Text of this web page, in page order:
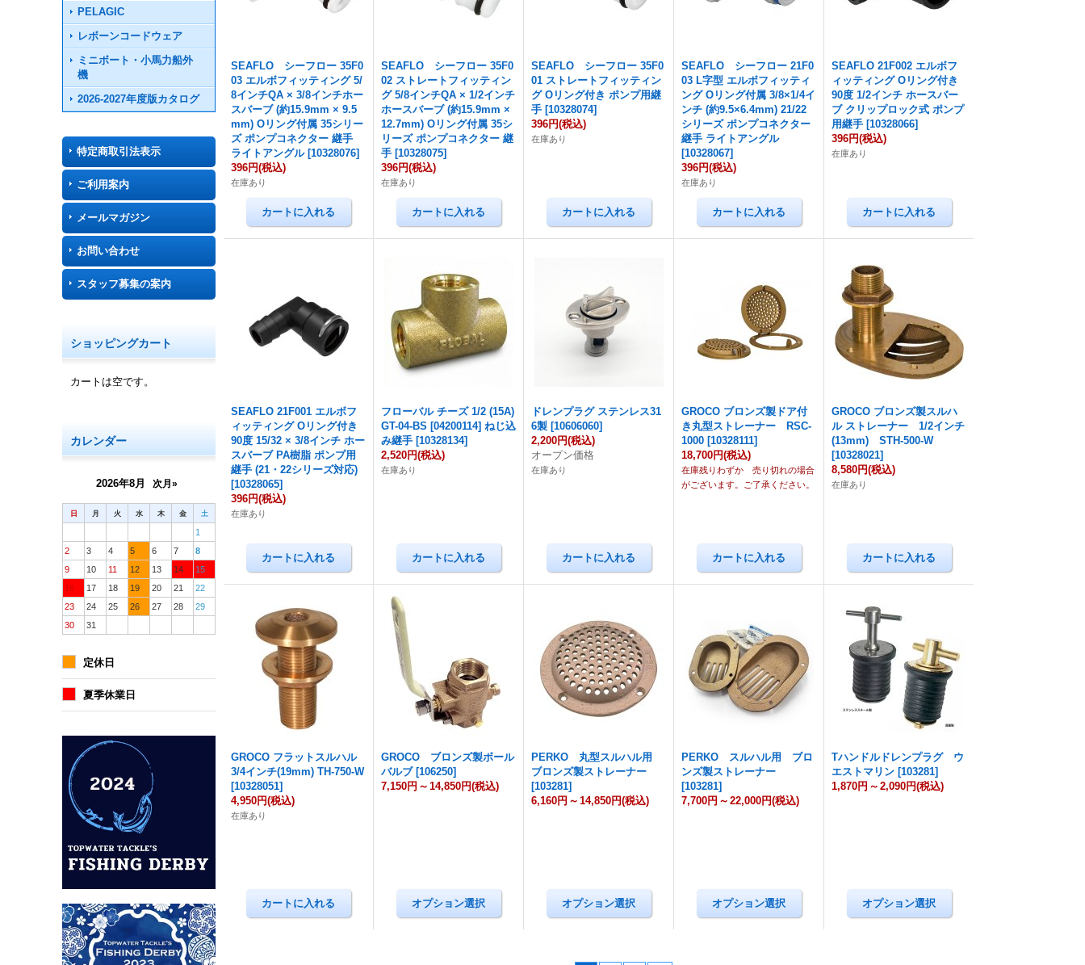
PELAGIC
レボーンコードウェア
ミニボート・小馬力船外
機
2026-2027年度版カタログ
特定商取引法表示
ご利用案内
メールマガジン
お問い合わせ
スタッフ募集の案内
ショッピングカート
カートは空です。
カレンダー
2026年8月 次月»
日 月 火 水 木 金 土
1
2
3 4 5 6 7
8
9
10 11 12 13 14
15
16
17 18 19 20 21
22
23
24 25 26 27 28
29
30
31
定休日
夏季休業日
SEAFLO シーフロー 35F0
03 エルボフィッティング 5/
8インチQA × 3/8インチホー
スバーブ (約15.9mm × 9.5
mm) Oリング付属 35シリー
ズ ポンプコネクター 継手
ライトアングル [10328076]
396円(税込)
在庫あり
SEAFLO シーフロー 35F0
02 ストレートフィッティン
グ 5/8インチQA × 1/2インチ
ホースバーブ (約15.9mm ×
12.7mm) Oリング付属 35シ
リーズ ポンプコネクター 継
手 [10328075]
396円(税込)
在庫あり
SEAFLO シーフロー 35F0
01 ストレートフィッティン
グ Oリング付き ポンプ用継
手 [10328074]
396円(税込)
在庫あり
SEAFLO シーフロー 21F0
03 L字型 エルボフィッティ
ング Oリング付属 3/8×1/4イ
ンチ (約9.5×6.4mm) 21/22
シリーズ ポンプコネクター
継手 ライトアングル
[10328067]
396円(税込)
在庫あり
SEAFLO 21F002 エルボフ
ィッティング Oリング付き
90度 1/2インチ ホースバー
ブ クリップロック式 ポンプ
用継手 [10328066]
396円(税込)
在庫あり
SEAFLO 21F001 エルボフ
ィッティング Oリング付き
90度 15/32 × 3/8インチ ホー
スバーブ PA樹脂 ポンプ用
継手 (21・22シリーズ対応)
[10328065]
396円(税込)
在庫あり
フローバル チーズ 1/2 (15A)
GT-04-BS [04200114] ねじ込
み継手 [10328134]
2,520円(税込)
在庫あり
ドレンプラグ ステンレス31
6製 [10606060]
2,200円(税込)
オープン価格
在庫あり
GROCO ブロンズ製ドア付
き丸型ストレーナー RSC-
1000 [10328111]
18,700円(税込)
在庫残りわずか 売り切れの場合
がございます。ご了承ください。
GROCO ブロンズ製スルハ
ル ストレーナー 1/2インチ
(13mm) STH-500-W
[10328021]
8,580円(税込)
在庫あり
GROCO フラットスルハル
3/4インチ(19mm) TH-750-W
[10328051]
4,950円(税込)
在庫あり
GROCO ブロンズ製ボール
バルブ [106250]
7,150円 ～ 14,850円(税込)
PERKO 丸型スルハル用
ブロンズ製ストレーナー
[103281]
6,160円 ～ 14,850円(税込)
PERKO スルハル用 ブロ
ンズ製ストレーナー
[103281]
7,700円 ～ 22,000円(税込)
Tハンドルドレンプラグ ウ
エストマリン [103281]
1,870円 ～ 2,090円(税込)